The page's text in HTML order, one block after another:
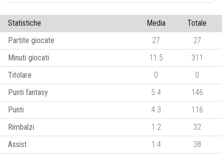
Statistiche Media
Totale
Partite giocate
27
27
Minuti giocati
11.5
311
Titolare
0
0
Punti fantasy
5.4
146
Punti
4.3
116
Rimbalzi
1.2
32
Assist
1.4
38